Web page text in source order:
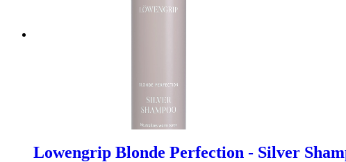
Lowengrip Blonde Perfection - Silver